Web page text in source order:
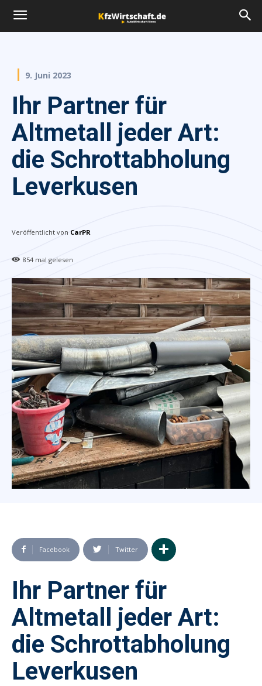
9. Juni 2023
Ihr Partner für
Altmetall jeder Art:
die Schrottabholung
Leverkusen
Veröffentlicht von CarPR
854 mal gelesen
Facebook Twitter
Ihr Partner für
Altmetall jeder Art:
die Schrottabholung
Leverkusen